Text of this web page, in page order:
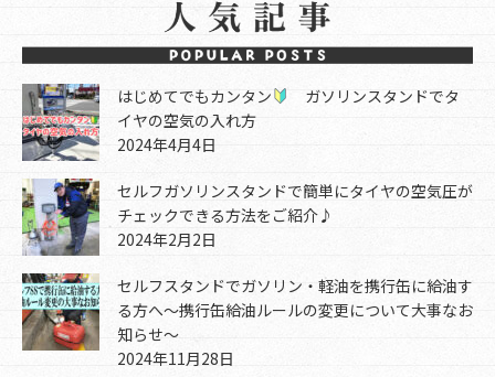
はじめてでもカンタン
ガソリンスタンドでタ
イヤの空気の入れ方
2024年4月4日
セルフガソリンスタンドで簡単にタイヤの空気圧が
チェックできる方法をご紹介♪
2024年2月2日
セルフスタンドでガソリン・軽油を携行缶に給油す
る方へ～携行缶給油ルールの変更について大事なお
知らせ～
2024年11月28日